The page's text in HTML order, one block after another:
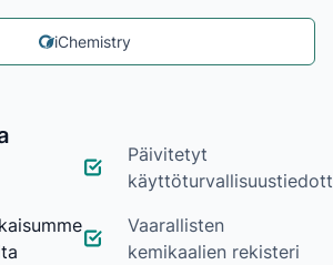
iChemistry
Päivitetyt
Vaarallisten
kemikaalien rekisteri